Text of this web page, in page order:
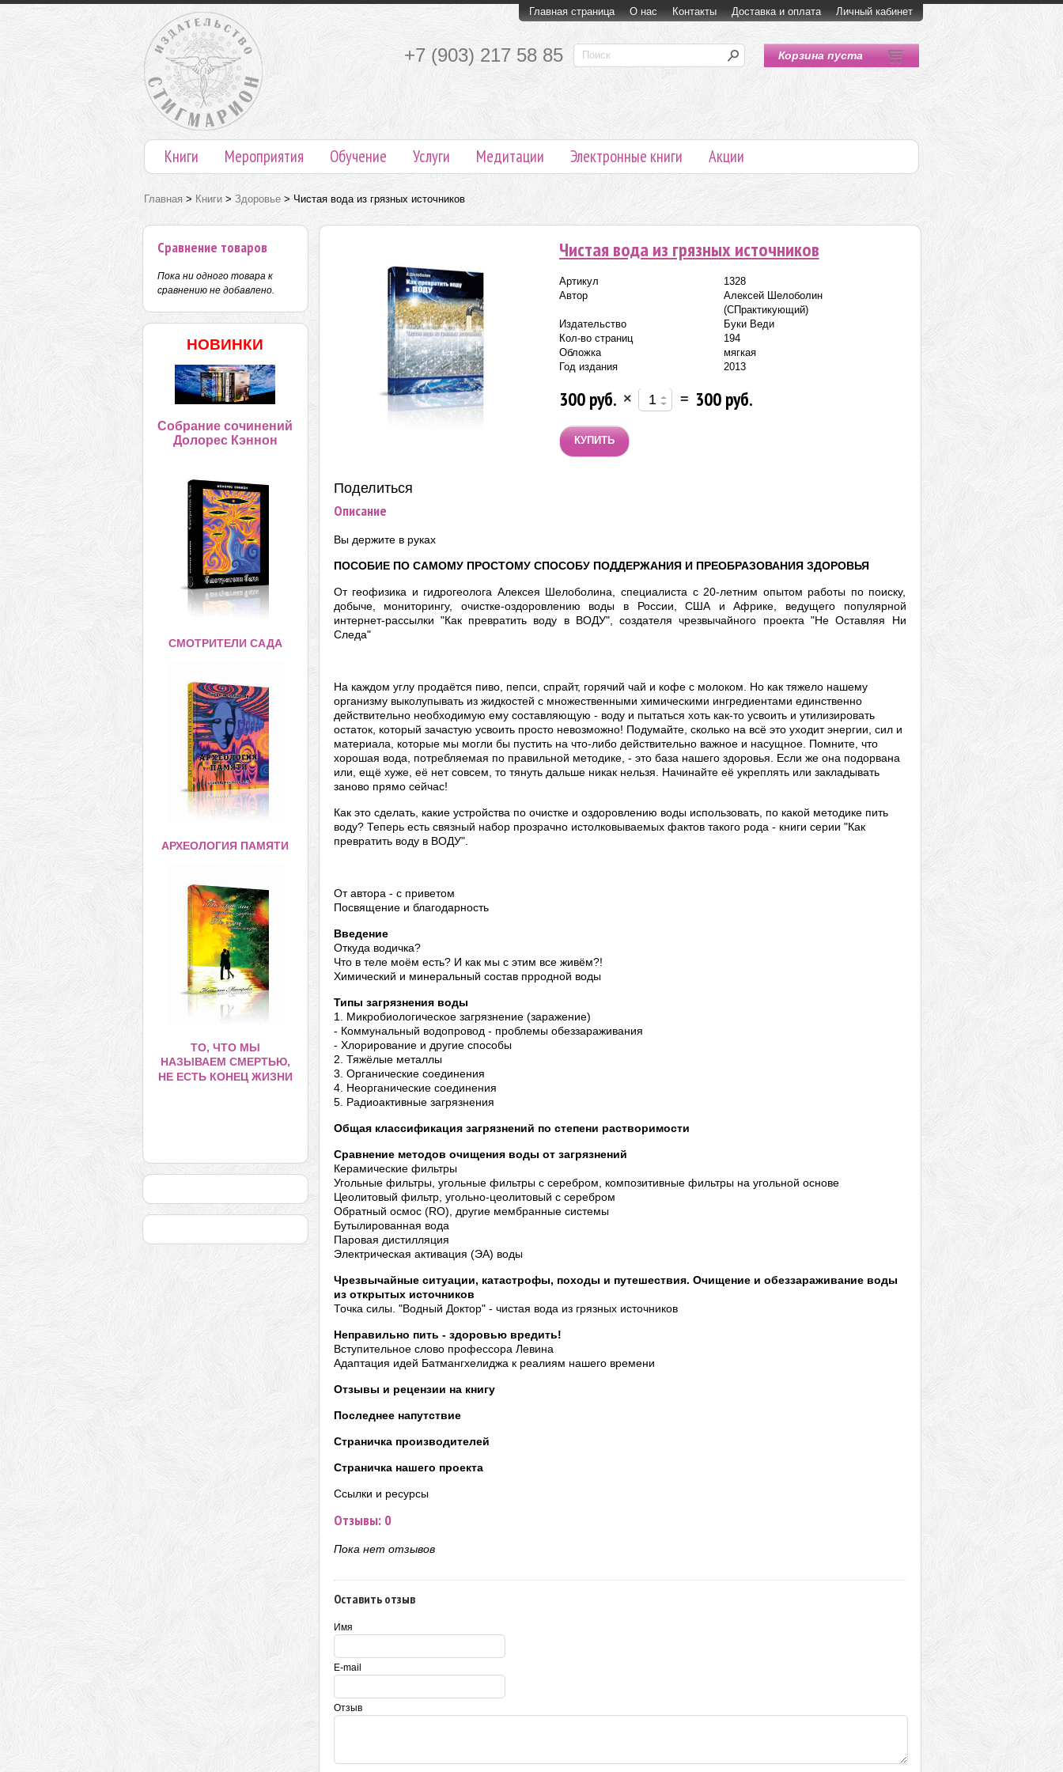
Главная страница О нас Контакты Доставка и оплата Личный кабинет
+7 (903) 217 58 85 Корзина пуста
Книги Мероприятия Обучение Услуги Медитации Электронные книги Акции
Главная > Книги > Здоровье > Чистая вода из грязных источников
Чистая вода из грязных источников
Артикул
1328
Автор
Алексей Шелоболин
(СПрактикующий)
Издательство
Буки Веди
Кол-во страниц
194
Обложка
мягкая
Год издания
2013
300 руб. × = 300 руб.
Поделиться:
Описание
Вы держите в руках
ПОСОБИЕ ПО САМОМУ ПРОСТОМУ СПОСОБУ ПОДДЕРЖАНИЯ И ПРЕОБРАЗОВАНИЯ ЗДОРОВЬЯ
От геофизика и гидрогеолога Алексея Шелоболина, специалиста с 20-летним опытом работы по поиску,
добыче, мониторингу, очистке-оздоровлению воды в России, США и Африке, ведущего популярной
интернет-рассылки "Как превратить воду в ВОДУ", создателя чрезвычайного проекта "Не Оставляя Ни
Следа"
На каждом углу продаётся пиво, пепси, спрайт, горячий чай и кофе с молоком. Но как тяжело нашему
организму выколупывать из жидкостей с множественными химическими ингредиентами единственно
действительно необходимую ему составляющую - воду и пытаться хоть как-то усвоить и утилизировать
остаток, который зачастую усвоить просто невозможно! Подумайте, сколько на всё это уходит энергии, сил и
материала, которые мы могли бы пустить на что-либо действительно важное и насущное. Помните, что
хорошая вода, потребляемая по правильной методике, - это база нашего здоровья. Если же она подорвана
или, ещё хуже, её нет совсем, то тянуть дальше никак нельзя. Начинайте её укреплять или закладывать
заново прямо сейчас!
Как это сделать, какие устройства по очистке и оздоровлению воды использовать, по какой методике пить
воду? Теперь есть связный набор прозрачно истолковываемых фактов такого рода - книги серии "Как
превратить воду в ВОДУ".
От автора - с приветом
Посвящение и благодарность
Введение
Откуда водичка?
Что в теле моём есть? И как мы с этим все живём?!
Химический и минеральный состав прродной воды
Типы загрязнения воды
1. Микробиологическое загрязнение (заражение)
- Коммунальный водопровод - проблемы обеззараживания
- Хлорирование и другие способы
2. Тяжёлые металлы
3. Органические соединения
4. Неорганические соединения
5. Радиоактивные загрязнения
Общая классификация загрязнений по степени растворимости
Сравнение методов очищения воды от загрязнений
Керамические фильтры
Угольные фильтры, угольные фильтры с серебром, композитивные фильтры на угольной основе
Цеолитовый фильтр, угольно-цеолитовый с серебром
Обратный осмос (RO), другие мембранные системы
Бутылированная вода
Паровая дистилляция
Электрическая активация (ЭА) воды
Чрезвычайные ситуации, катастрофы, походы и путешествия. Очищение и обеззараживание воды
из открытых источников
Точка силы. "Водный Доктор" - чистая вода из грязных источников
Неправильно пить - здоровью вредить!
Вступительное слово профессора Левина
Адаптация идей Батмангхелиджа к реалиям нашего времени
Отзывы и рецензии на книгу
Последнее напутствие
Страничка производителей
Страничка нашего проекта
Ссылки и ресурсы
Отзывы: 0
Пока нет отзывов
Оставить отзыв
Имя
E-mail
Отзыв
Сравнение товаров
Пока ни одного товара к
сравнению не добавлено.
НОВИНКИ
Собрание сочинений
Долорес Кэннон
СМОТРИТЕЛИ САДА
АРХЕОЛОГИЯ ПАМЯТИ
ТО, ЧТО МЫ
НАЗЫВАЕМ СМЕРТЬЮ,
НЕ ЕСТЬ КОНЕЦ ЖИЗНИ